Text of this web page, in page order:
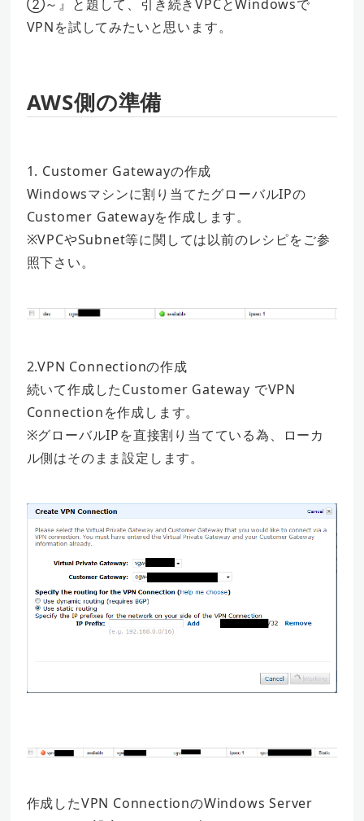
②～』と題して、引き続きVPCとWindowsで
VPNを試してみたいと思います。
AWS側の準備
1. Customer Gatewayの作成
Windowsマシンに割り当てたグローバルIPの
Customer Gatewayを作成します。
※VPCやSubnet等に関しては以前のレシピをご参
照下さい。
2.VPN Connectionの作成
続いて作成したCustomer Gateway でVPN
Connectionを作成します。
※グローバルIPを直接割り当てている為、ローカ
ル側はそのまま設定します。
作成したVPN ConnectionのWindows Server